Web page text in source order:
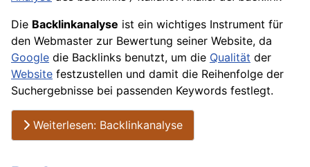
Die Backlinkanalyse ist ein wichtiges Instrument für
den Webmaster zur Bewertung seiner Website, da
Google die Backlinks benutzt, um die Qualität der
Website festzustellen und damit die Reihenfolge der
Suchergebnisse bei passenden Keywords festlegt.
Weiterlesen: Backlinkanalyse